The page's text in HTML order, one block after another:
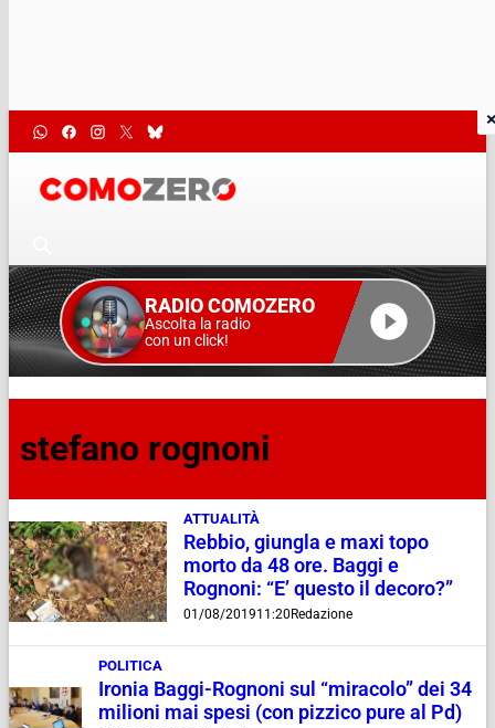
RADIO COMOZERO
Ascolta la radio
con un click!
stefano rognoni
ATTUALITÀ
Rebbio, giungla e maxi topo
morto da 48 ore. Baggi e
Rognoni: “E’ questo il decoro?”
01/08/201911:20Redazione
POLITICA
Ironia Baggi-Rognoni sul “miracolo” dei 34
milioni mai spesi (con pizzico pure al Pd)